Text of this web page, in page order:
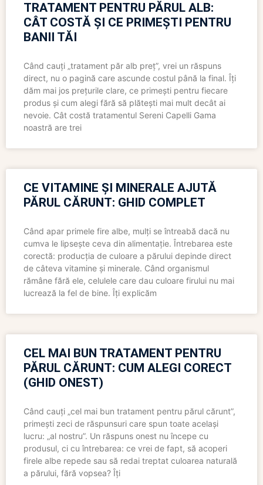
TRATAMENT PENTRU PĂRUL ALB:
CÂT COSTĂ ȘI CE PRIMEȘTI PENTRU
BANII TĂI
Când cauți „tratament păr alb preț”, vrei un răspuns
direct, nu o pagină care ascunde costul până la final. Îți
dăm mai jos prețurile clare, ce primești pentru fiecare
produs și cum alegi fără să plătești mai mult decât ai
nevoie. Cât costă tratamentul Sereni Capelli Gama
noastră are trei
CE VITAMINE ȘI MINERALE AJUTĂ
PĂRUL CĂRUNT: GHID COMPLET
Când apar primele fire albe, mulți se întreabă dacă nu
cumva le lipsește ceva din alimentație. Întrebarea este
corectă: producția de culoare a părului depinde direct
de câteva vitamine și minerale. Când organismul
rămâne fără ele, celulele care dau culoare firului nu mai
lucrează la fel de bine. Îți explicăm
CEL MAI BUN TRATAMENT PENTRU
PĂRUL CĂRUNT: CUM ALEGI CORECT
(GHID ONEST)
Când cauți „cel mai bun tratament pentru părul cărunt”,
primești zeci de răspunsuri care spun toate același
lucru: „al nostru”. Un răspuns onest nu începe cu
produsul, ci cu întrebarea: ce vrei de fapt, să acoperi
firele albe repede sau să redai treptat culoarea naturală
a părului, fără vopsea? Îți